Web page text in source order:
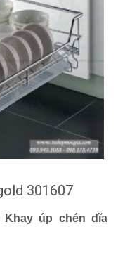
301607
úp chén dĩa